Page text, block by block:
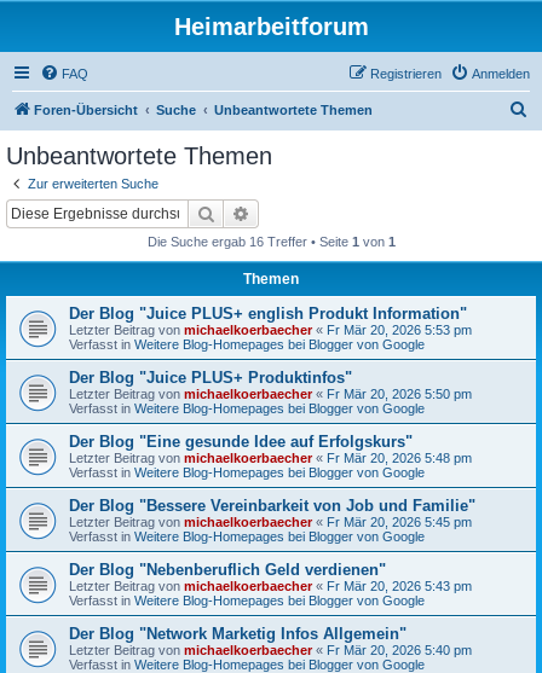
Heimarbeitforum
FAQ Anmelden
Registrieren
Foren-Übersicht Suche Unbeantwortete Themen
Unbeantwortete Themen
Zur erweiterten Suche
Suche
Die Suche ergab 16 Treffer • Seite 1 von 1
Themen
Der Blog "Juice PLUS+ english Produkt Information"
Letzter Beitrag von michaelkoerbaecher« Fr Mär 20, 2026 5:53 pm
Verfasst in Weitere Blog-Homepages bei Blogger von Google
Der Blog "Juice PLUS+ Produktinfos"
Letzter Beitrag von michaelkoerbaecher« Fr Mär 20, 2026 5:50 pm
Verfasst in Weitere Blog-Homepages bei Blogger von Google
Der Blog "Eine gesunde Idee auf Erfolgskurs"
Letzter Beitrag von michaelkoerbaecher« Fr Mär 20, 2026 5:48 pm
Verfasst in Weitere Blog-Homepages bei Blogger von Google
Der Blog "Bessere Vereinbarkeit von Job und Familie"
Letzter Beitrag von michaelkoerbaecher« Fr Mär 20, 2026 5:45 pm
Verfasst in Weitere Blog-Homepages bei Blogger von Google
Der Blog "Nebenberuflich Geld verdienen"
Letzter Beitrag von michaelkoerbaecher« Fr Mär 20, 2026 5:43 pm
Verfasst in Weitere Blog-Homepages bei Blogger von Google
Der Blog "Network Marketig Infos Allgemein"
Letzter Beitrag von michaelkoerbaecher« Fr Mär 20, 2026 5:40 pm
Verfasst in Weitere Blog-Homepages bei Blogger von Google